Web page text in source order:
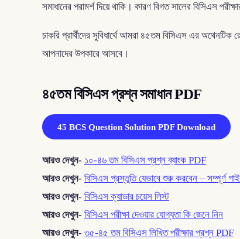
সমাধানের পরামর্শ দিয়ে থাকি। কারণ বিগত সালের বিসিএস
চাকরি প্রার্থীদের সুবিধার্থে আমরা ৪৫তম বিসিএস এর
আপনাদের উপকারে আসবে।
৪৫তম বিসিএস প্রশ্ন সমাধান PDF
45 BCS Question Solution PDF Download
আরও দেখুন- ১০-৪৬ তম বিসিএস প্রশ্ন ব্যাংক PDF
আরও দেখুন- বিসিএস প্রস্তুতি যেভাবে শুরু করবেন – সম্পূর্ণ
আরও দেখুন- বিসিএস ক্যাডার চয়েস লিস্ট
আরও দেখুন- বিসিএস পরীক্ষা দেওয়ার যোগ্যতা কি জেনে নিন
আরও দেখুন- ৩৫-৪৫ তম বিসিএস লিখিত পরীক্ষার প্রশ্ন PDF